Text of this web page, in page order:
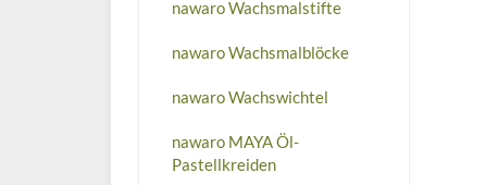
nawaro Wachsmalstifte
nawaro Wachsmalblöcke
nawaro Wachswichtel
nawaro MAYA Öl-
Pastellkreiden